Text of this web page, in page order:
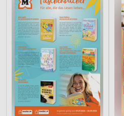
Werbung